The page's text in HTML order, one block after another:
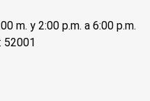
m. y 2:00 p.m. a 6:00 p.m.
52001